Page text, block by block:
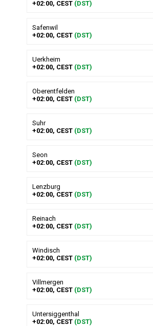
+02:00, CEST (DST)
Safenwil
+02:00, CEST (DST)
Uerkheim
+02:00, CEST (DST)
Oberentfelden
+02:00, CEST (DST)
Suhr
+02:00, CEST (DST)
Seon
+02:00, CEST (DST)
Lenzburg
+02:00, CEST (DST)
Reinach
+02:00, CEST (DST)
Windisch
+02:00, CEST (DST)
Villmergen
+02:00, CEST (DST)
Untersiggenthal
+02:00, CEST (DST)